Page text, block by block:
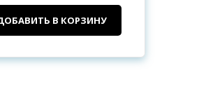
В КОРЗИНУ